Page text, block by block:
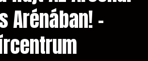
Arénában! –